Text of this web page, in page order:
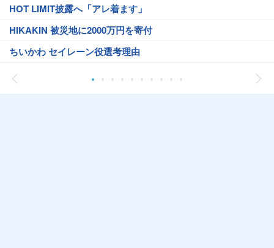
HOT LIMIT披露へ「アレ着ます」
HIKAKIN 被災地に2000万円を寄付
ちいかわ セイレーン役選考理由